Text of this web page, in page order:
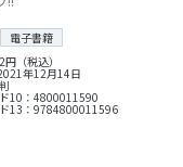
電子書籍
（税込）
年12月14日
10：4800011590
13：9784800011596